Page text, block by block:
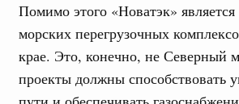
Помимо этого «Новатэк»
морских перегрузочных
крае. Это, конечно, не Северный
проекты должны способствовать